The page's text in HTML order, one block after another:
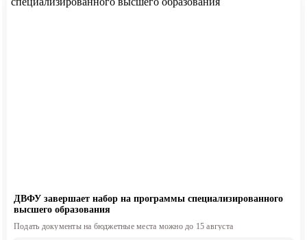
ДВФУ завершает набор на программы специализированного
высшего образования
Подать документы на бюджетные места можно до 15 августа